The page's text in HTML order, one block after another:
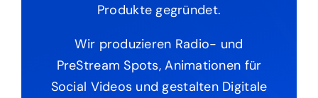
Produkte gegründet.
Wir produzieren Radio- und
PreStream Spots, Animationen für
Social Videos und gestalten Digitale